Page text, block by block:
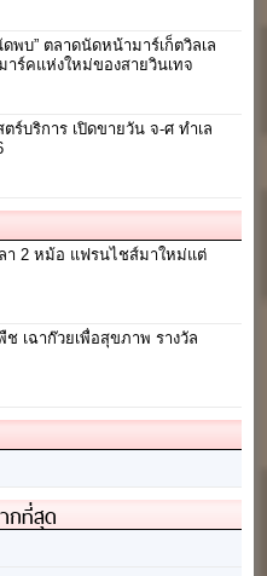
พบ” ตลาดนัดหน้ามาร์เก็ตวิลเล
ร์คแห่งใหม่ของสายวินเทจ
ร์บริการ เปิดขายวัน จ-ศ ทำเล
2 หม้อ แฟรนไชส์มาใหม่แต่
เฉาก๊วยเพื่อสุขภาพ รางวัล
กที่สุด